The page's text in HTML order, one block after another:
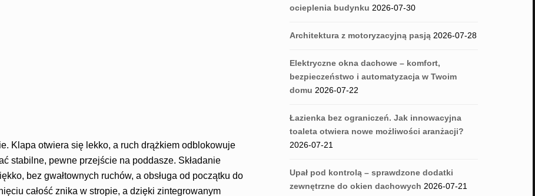
Klapa otwiera się lekko, a ruch drążkiem odblokowuje
stabilne, pewne przejście na poddasze. Składanie
bez gwałtownych ruchów, a obsługa od początku do
całość znika w stropie, a dzięki zintegrowanym
ocieplenia budynku 2026-07-30
Architektura z motoryzacyjną pasją 2026-07-28
Elektryczne okna dachowe – komfort,
bezpieczeństwo i automatyzacja w Twoim
domu 2026-07-22
Łazienka bez ograniczeń. Jak innowacyjna
toaleta otwiera nowe możliwości aranżacji?
2026-07-21
Upał pod kontrolą – sprawdzone dodatki
zewnętrzne do okien dachowych 2026-07-21